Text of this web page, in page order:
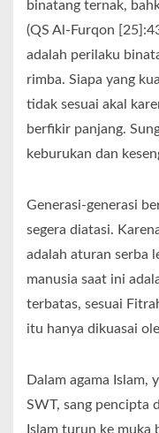
binatang ternak,
(QS Al-Furqon
adalah perilaku
rimba. Siapa yang
tidak sesuai akal
berfikir panjang.
keburukan dan
Generasi-generasi
segera diatasi.
adalah aturan serba
manusia saat ini
terbatas, sesuai
itu hanya dikuasai
Dalam agama Islam,
SWT, sang pencipta
Islam turun ke muka